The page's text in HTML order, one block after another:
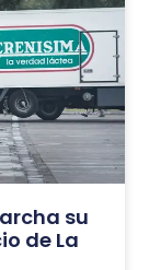
su
de La